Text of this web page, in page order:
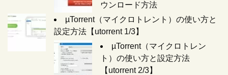
ウンロード方法
µTorrent（マイクロトレント）の使い方と
設定方法【utorrent 1/3】
µTorrent（マイクロトレン
ト）の使い方と設定方法
【utorrent 2/3】